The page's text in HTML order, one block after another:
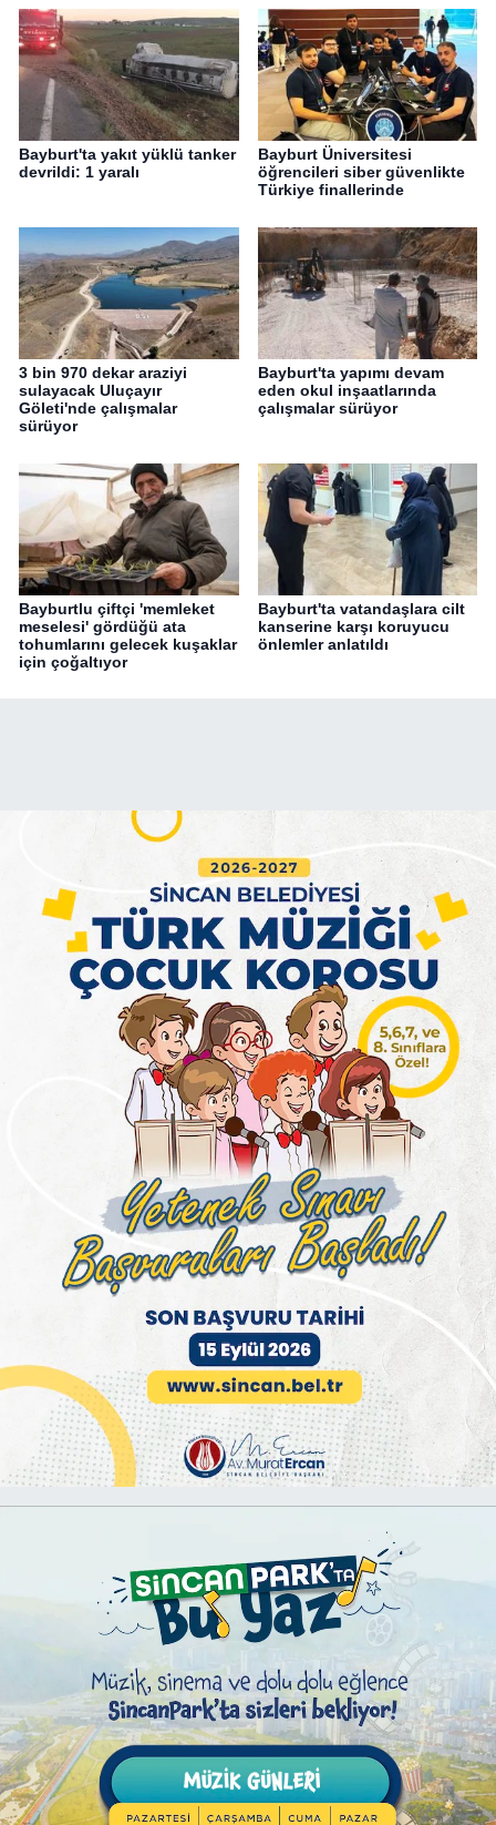
Bayburt'ta yakıt yüklü tanker
devrildi: 1 yaralı
Bayburt Üniversitesi
öğrencileri siber güvenlikte
Türkiye finallerinde
3 bin 970 dekar araziyi
sulayacak Uluçayır
Göleti'nde çalışmalar
sürüyor
Bayburt'ta yapımı devam
eden okul inşaatlarında
çalışmalar sürüyor
Bayburtlu çiftçi 'memleket
meselesi' gördüğü ata
tohumlarını gelecek kuşaklar
için çoğaltıyor
Bayburt'ta vatandaşlara cilt
kanserine karşı koruyucu
önlemler anlatıldı